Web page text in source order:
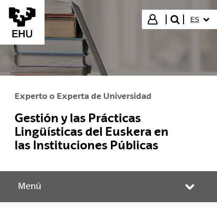
Saltar al contenido principal
Iniciar sesión
buscar"
ES
Experto o Experta de Universidad
Gestión y las Prácticas
Lingüísticas del Euskera en
las Instituciones Públicas
Menú